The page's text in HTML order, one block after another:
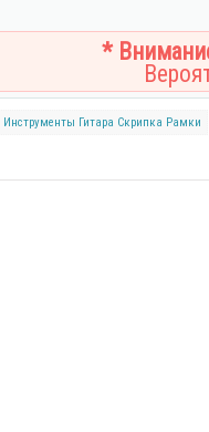
*
Инструменты Гитара Скрипка Рамки